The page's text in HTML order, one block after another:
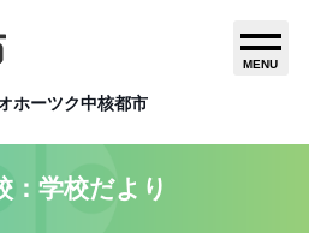
ホーツク中核都市
MENU
：学校だより